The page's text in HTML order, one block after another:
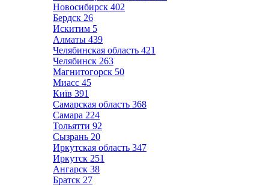
Новосибирск 402
Бердск 26
Искитим 5
Алматы 439
Челябинская область 421
Челябинск 263
Магнитогорск 50
Миасс 45
Київ 391
Самарская область 368
Самара 224
Тольятти 92
Сызрань 20
Иркутская область 347
Иркутск 251
Ангарск 38
Братск 27